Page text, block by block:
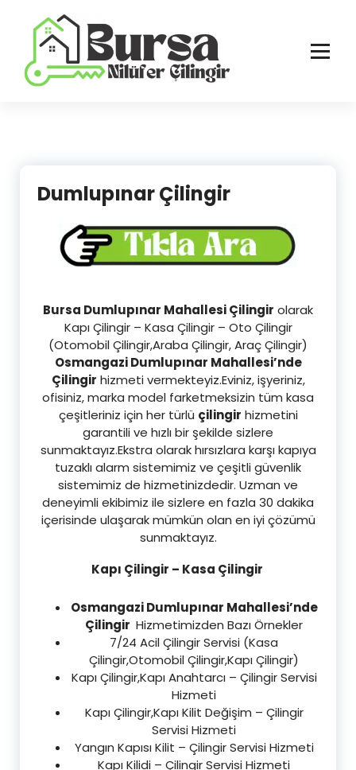
Dumlupınar Çilingir
Bursa Dumlupınar Mahallesi Çilingir olarak
Kapı Çilingir – Kasa Çilingir – Oto Çilingir
(Otomobil Çilingir,Araba Çilingir, Araç Çilingir)
OsmangaziDumlupınar Mahallesi’nde
Çilingir hizmeti vermekteyiz.Eviniz, işyeriniz,
ofisiniz, marka model farketmeksizin tüm kasa
çeşitleriniz için her türlü çilingir hizmetini
garantili ve hızlı bir şekilde sizlere
sunmaktayız.Ekstra olarak hırsızlara karşı kapıya
tuzaklı alarm sistemimiz ve çeşitli güvenlik
sistemimiz de hizmetinizdedir. Uzman ve
deneyimli ekibimiz ile sizlere en fazla 30 dakika
içerisinde ulaşarak mümkün olan en iyi çözümü
sunmaktayız.
Kapı Çilingir – Kasa Çilingir
Osmangazi Dumlupınar Mahallesi’nde
Çilingir Hizmetimizden Bazı Örnekler
7/24 Acil Çilingir Servisi (Kasa
Çilingir,Otomobil Çilingir,Kapı Çilingir)
Kapı Çilingir,Kapı Anahtarcı – Çilingir Servisi
Hizmeti
Kapı Çilingir,Kapı Kilit Değişim – Çilingir
Servisi Hizmeti
Yangın Kapısı Kilit – Çilingir Servisi Hizmeti
Kapı Kilidi – Çilingir Servisi Hizmeti